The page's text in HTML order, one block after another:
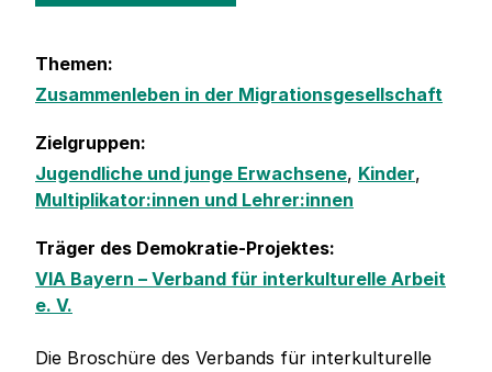
Themen:
Zusammenleben in der Migrationsgesellschaft
Zielgruppen:
Jugendliche und junge Erwachsene, Kinder,
Multiplikator:innen und Lehrer:innen
Träger des Demokratie-Projektes:
VIA Bayern – Verband für interkulturelle Arbeit
e. V.
Die Broschüre des Verbands für interkulturelle